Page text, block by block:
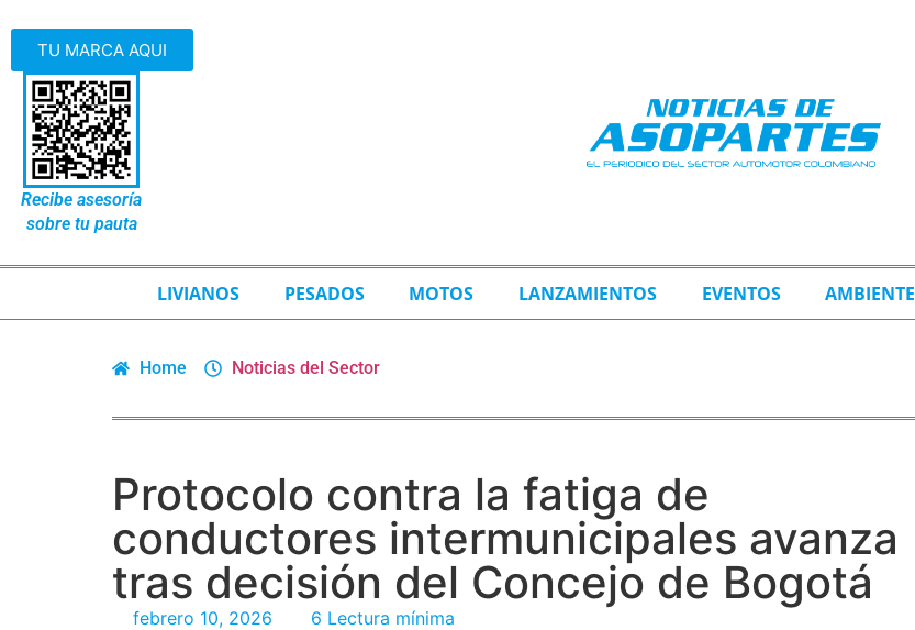
TU MARCA AQUI
Recibe asesoría
sobre tu pauta
LIVIANOS PESADOS MOTOS LANZAMIENTOS EVENTOS AMBIENTE
Home Noticias del Sector
Protocolo contra la fatiga de
conductores intermunicipales avanza
tras decisión del Concejo de Bogotá
febrero 10, 2026 6 Lectura mínima